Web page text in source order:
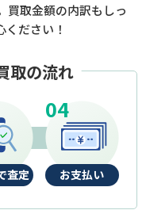
買取金額の内訳もしっ
ださい！
取の流れ
査定 お支払い